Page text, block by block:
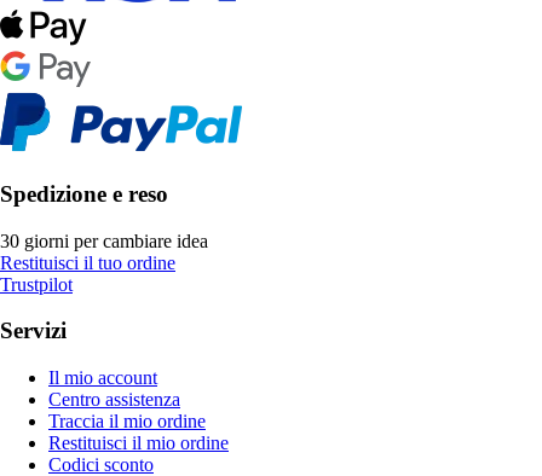
Spedizione e reso
30 giorni per cambiare idea
Restituisci il tuo ordine
Trustpilot
Servizi
Il mio account
Centro assistenza
Traccia il mio ordine
Restituisci il mio ordine
Codici sconto